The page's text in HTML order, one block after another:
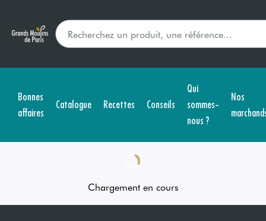
Bonnes
affaires
Catalogue Recettes Conseils
Qui
sommes-
nous ?
Nos
Chargement en cours